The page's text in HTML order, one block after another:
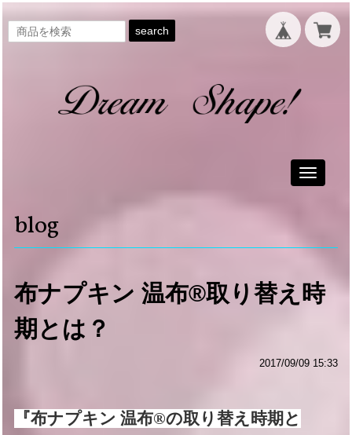
search
Toggle
blog
布ナプキン 温布®取り替え時
期とは？
2017/09/09 15:33
『布ナプキン 温布®︎の取り替え時期と